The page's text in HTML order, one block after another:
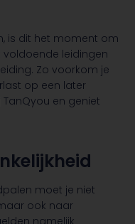
is dit het moment om
voldoende leidingen
Zo voorkom je
op een later
TanQyou en geniet
moet je niet
ook naar